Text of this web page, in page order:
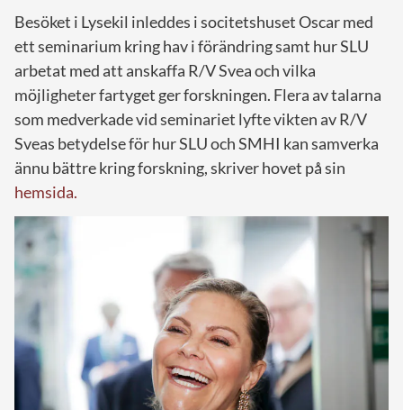
Besöket i Lysekil inleddes i socitetshuset Oscar med
ett seminarium kring hav i förändring samt hur SLU
arbetat med att anskaffa R/V Svea och vilka
möjligheter fartyget ger forskningen. Flera av talarna
som medverkade vid seminariet lyfte vikten av R/V
Sveas betydelse för hur SLU och SMHI kan samverka
ännu bättre kring forskning, skriver hovet på sin
hemsida.